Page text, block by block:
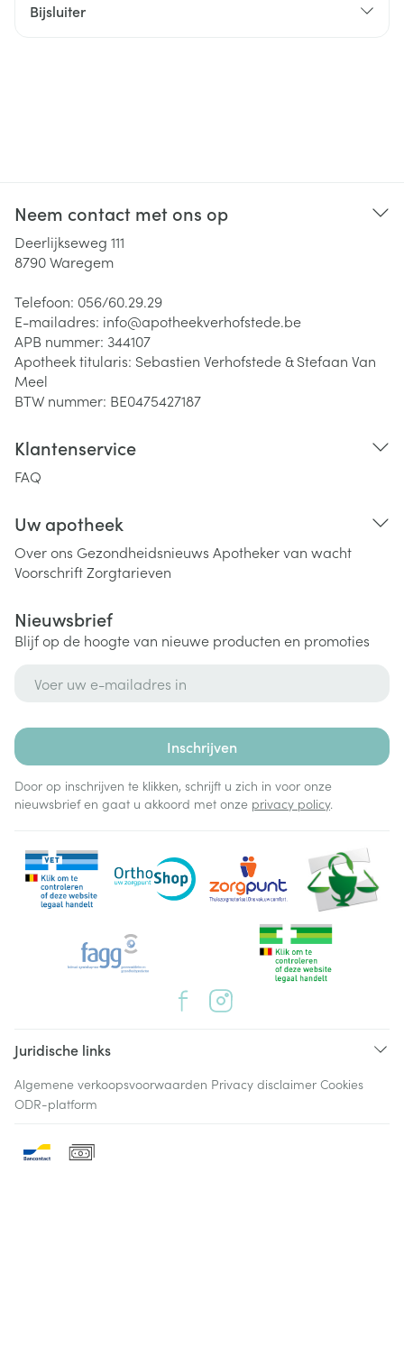
Bijsluiter
Neem contact met ons op
Deerlijkseweg 111
8790Waregem
Telefoon: 056/60.29.29
E-mailadres: info@apotheekverhofstede.be
APB nummer: 344107
Apotheek titularis: Sebastien Verhofstede & Stefaan Van
Meel
BTW nummer: BE0475427187
Klantenservice
FAQ
Uw apotheek
Over ons Gezondheidsnieuws Apotheker van wacht
VoorschriftZorgtarieven
Nieuwsbrief
Blijf op de hoogte van nieuwe producten en promoties
Inschrijven
Door op inschrijven te klikken, schrijft u zich in voor onze
nieuwsbrief en gaat u akkoord met onze privacy policy.
Juridische links
Algemene verkoopsvoorwaarden Privacy disclaimer Cookies
ODR-platform